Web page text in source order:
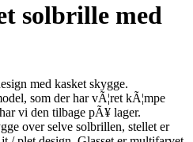
solbrille med
med kasket skygge.
som der har vÃ¦ret kÃ¦mpe
vi den tilbage pÃ¥ lager.
over selve solbrillen, stellet er